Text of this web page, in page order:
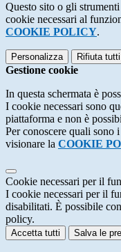
Questo sito o gli
cookie necessari al
COOKIE POLICY.
Personalizza Rifiuta tutti
Gestione cookie
In questa schermata è
I cookie necessari sono
piattaforma e non è
Per conoscere quali sono
visionare la COOKIE
Cookie necessari per il
I cookie necessari per il
disabilitati. È possibile
policy.
Accetta tutti Salva le